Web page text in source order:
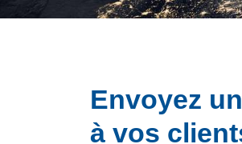
Envoyez
à vos